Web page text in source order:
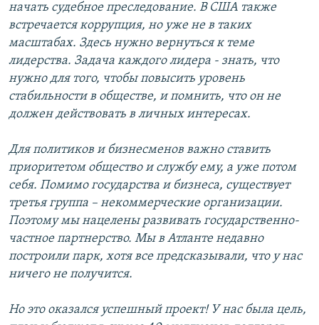
начать судебное преследование. В США также
встречается коррупция, но уже не в таких
масштабах. Здесь нужно вернуться к теме
лидерства. Задача каждого лидера - знать, что
нужно для того, чтобы повысить уровень
стабильности в обществе, и помнить, что он не
должен действовать в личных интересах.
Для политиков и бизнесменов важно ставить
приоритетом общество и службу ему, а уже потом
себя. Помимо государства и бизнеса, существует
третья группа – некоммерческие организации.
Поэтому мы нацелены развивать государственно-
частное партнерство. Мы в Атланте недавно
построили парк, хотя все предсказывали, что у нас
ничего не получится.
Но это оказался успешный проект! У нас была цель,